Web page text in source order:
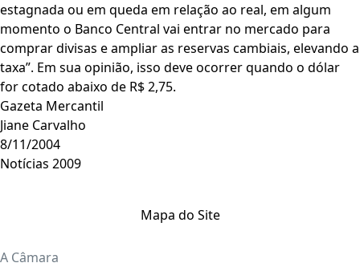
estagnada ou em queda em relação ao real, em algum
momento o Banco Central vai entrar no mercado para
comprar divisas e ampliar as reservas cambiais, elevando a
taxa”. Em sua opinião, isso deve ocorrer quando o dólar
for cotado abaixo de R$ 2,75.
Gazeta Mercantil
Jiane Carvalho
8/11/2004
Notícias 2009
Mapa do Site
A Câmara